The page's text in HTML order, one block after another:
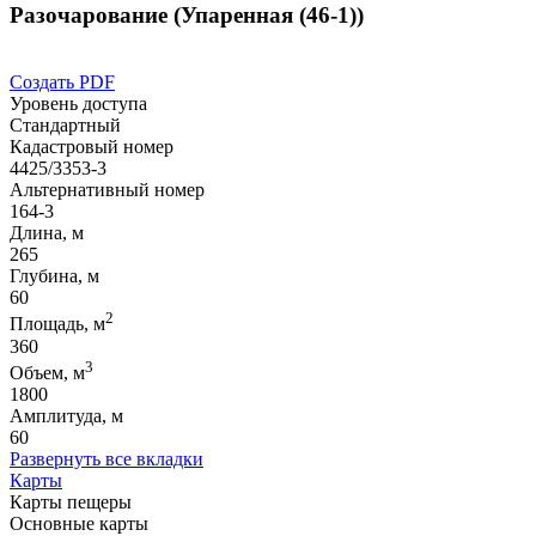
Разочарование (Упаренная (46-1))
Создать PDF
Уровень доступа
Стандартный
Кадастровый номер
4425/3353-3
Альтернативный номер
164-3
Длина, м
265
Глубина, м
60
Площадь, м2
360
Объем, м3
1800
Амплитуда, м
60
Развернуть все вкладки
Карты
Карты пещеры
Основные карты